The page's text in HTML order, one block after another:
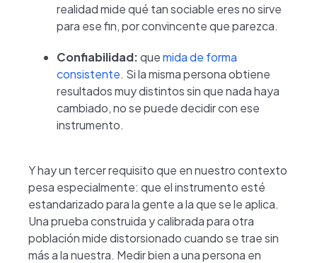
realidad mide qué tan sociable eres no sirve
para ese fin, por convincente que parezca.
Confiabilidad:quemida de forma
consistente. Si la misma persona obtiene
resultados muy distintos sin que nada haya
cambiado, no se puede decidir con ese
instrumento.
Y hay un tercer requisito que en nuestro contexto
pesa especialmente: que el instrumento esté
estandarizado para la gente a la que se le aplica.
Una prueba construida y calibrada para otra
población mide distorsionado cuando se trae sin
más a la nuestra. Medir bien a una persona en